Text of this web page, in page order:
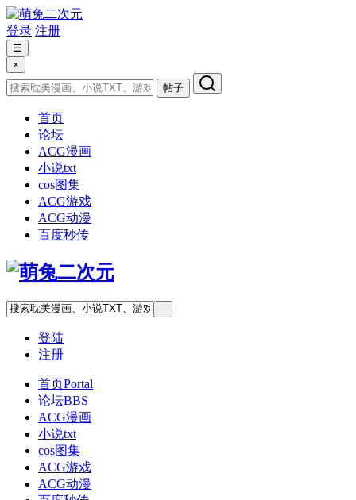
登录 注册
☰
×
帖子
首页
论坛
ACG漫画
小说txt
cos图集
ACG游戏
ACG动漫
百度秒传
登陆
注册
首页Portal
论坛BBS
ACG漫画
小说txt
cos图集
ACG游戏
ACG动漫